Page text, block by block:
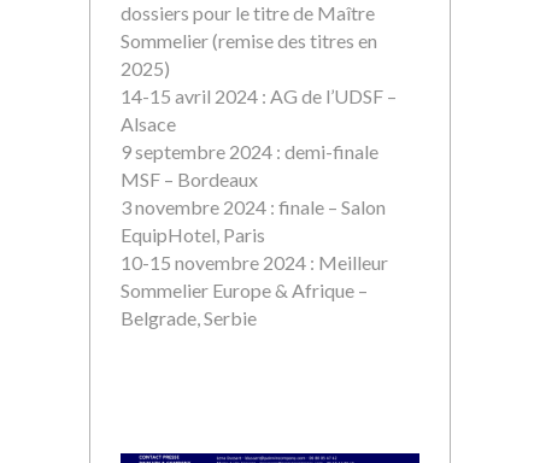
dossiers pour le titre de Maître
Sommelier (remise des titres en
2025)
14-15 avril 2024 : AG de l’UDSF –
Alsace
9 septembre 2024 : demi-finale
MSF – Bordeaux
3 novembre 2024 : finale – Salon
EquipHotel, Paris
10-15 novembre 2024 : Meilleur
Sommelier Europe & Afrique –
Belgrade, Serbie